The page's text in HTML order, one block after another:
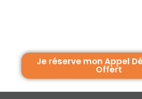
Je réserve mon Appel
Offert